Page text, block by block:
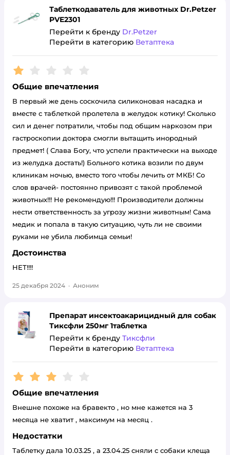
Таблеткодаватель для животных Dr.Petzer
PVE2301
Перейти к бренду Dr.Petzer
Перейти в категорию Ветаптека
Рейтинг:1
Общие впечатления
В первый же день соскочила силиконовая насадка и
вместе с таблеткой пролетела в желудок котику! Сколько
сил и денег потратили, чтобы под общим наркозом при
гастроскопии доктора смогли вытащить инородный
предмет! ( Слава Богу, что успели практически на выходе
из желудка достать!) Больного котика возили по двум
клиникам ночью, вместо того чтобы лечить от МКБ! Со
слов врачей- постоянно привозят с такой проблемой
животных!!! Не рекомендую!!! Производители должны
нести ответственность за угрозу жизни животным! Сама
медик и попала в такую ситуацию, чуть ли не своими
руками не убила любимца семьи!
Достоинства
НЕТ!!!!
25 декабря 2024 · Аноним
Препарат инсектоакарицидный для собак
Тиксфли 250мг 1таблетка
Перейти к бренду Тиксфли
Перейти в категорию Ветаптека
Рейтинг:3
Общие впечатления
Внешне похоже на бравекто , но мне кажется на 3
месяца не хватит , максимум на месяц .
Недостатки
Таблетку дала 10.03.25 , а 23.04.25 сняли с собаки клеща